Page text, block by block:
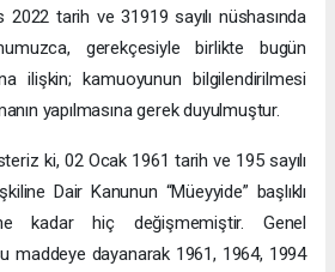
tarih ve 31919 sayılı nüshasında
gerekçesiyle birlikte bugün
ilişkin; kamuoyunun bilgilendirilmesi
yapılmasına gerek duyulmuştur.
ki, 02 Ocak 1961 tarih ve 195 sayılı
Dair Kanunun “Müeyyide” başlıklı
kadar hiç değişmemiştir. Genel
maddeye dayanarak 1961, 1964, 1994